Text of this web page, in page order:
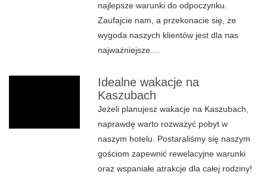
najlepsze warunki do odpoczynku.
Zaufajcie nam, a przekonacie się, że
wygoda naszych klientów jest dla nas
najważniejsze....
Idealne wakacje na
Kaszubach
Jeżeli planujesz wakacje na Kaszubach,
naprawdę warto rozważyć pobyt w
naszym hotelu. Postaraliśmy się naszym
gościom zapewnić rewelacyjne warunki
oraz wspaniałe atrakcje dla całej rodziny!